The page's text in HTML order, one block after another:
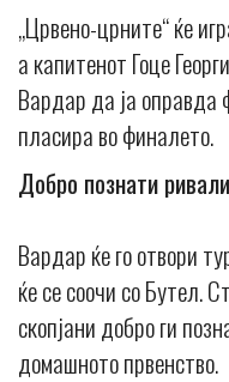
„Црвено-црните“ ќе
а капитенот Гоце
Вардар да ја оправда
пласира во финалето.
Добро познати
Вардар ќе го отвори
ќе се соочи со Бутел.
скопјани добро ги
домашното првенство.